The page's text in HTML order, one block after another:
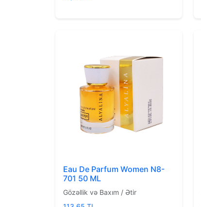
Eau De Parfum Women N8-
701 50 ML
Gözəllik və Baxım / Ətir